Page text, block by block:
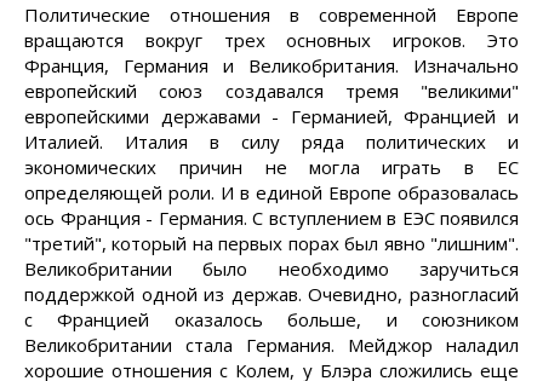
Политические отношения в современной Европе
вращаются вокруг трех основных игроков. Это
Франция, Германия и Великобритания. Изначально
европейский союз создавался тремя "великими"
европейскими державами - Германией, Францией и
Италией. Италия в силу ряда политических и
экономических причин не могла играть в ЕС
определяющей роли. И в единой Европе образовалась
ось Франция - Германия. С вступлением в ЕЭС появился
"третий", который на первых порах был явно "лишним".
Великобритании было необходимо заручиться
поддержкой одной из держав. Очевидно, разногласий
с Францией оказалось больше, и союзником
Великобритании стала Германия. Мейджор наладил
хорошие отношения с Колем, у Блэра сложились еще